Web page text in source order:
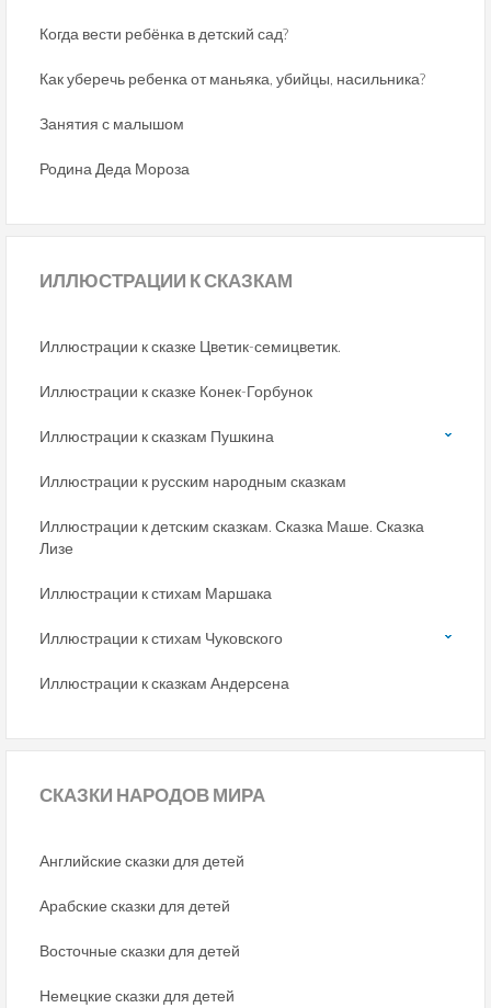
Когда вести ребёнка в детский сад?
Как уберечь ребенка от маньяка, убийцы, насильника?
Занятия с малышом
Родина Деда Мороза
ИЛЛЮСТРАЦИИ К СКАЗКАМ
Иллюстрации к сказке Цветик-семицветик.
Иллюстрации к сказке Конек-Горбунок
Иллюстрации к сказкам Пушкина
Иллюстрации к русским народным сказкам
Иллюстрации к детским сказкам. Сказка Маше. Сказка
Лизе
Иллюстрации к стихам Маршака
Иллюстрации к стихам Чуковского
Иллюстрации к сказкам Андерсена
СКАЗКИ НАРОДОВ МИРА
Английские сказки для детей
Арабские сказки для детей
Восточные сказки для детей
Немецкие сказки для детей